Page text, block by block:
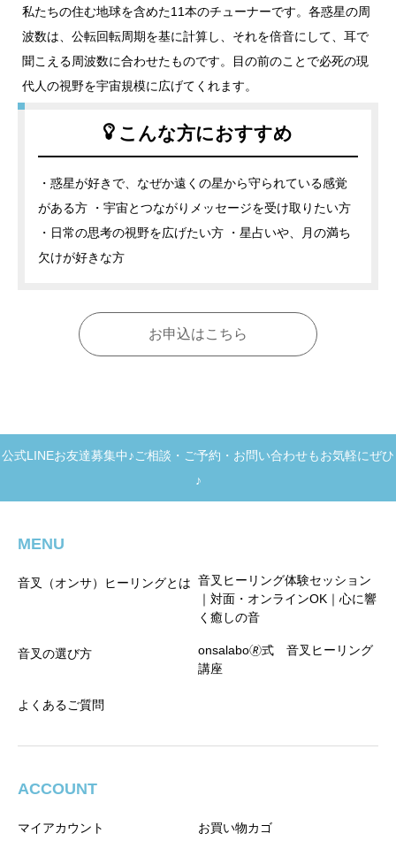
私たちの住む地球を含めた11本のチューナーです。各惑星の周
波数は、公転回転周期を基に計算し、それを倍音にして、耳で
聞こえる周波数に合わせたものです。目の前のことで必死の現
代人の視野を宇宙規模に広げてくれます。
こんな方におすすめ
・惑星が好きで、なぜか遠くの星から守られている感覚
がある方 ・宇宙とつながりメッセージを受け取りたい方
・日常の思考の視野を広げたい方 ・星占いや、月の満ち
欠けが好きな方
お申込はこちら
公式LINEお友達募集中♪ご相談・ご予約・お問い合わせもお気軽にぜひ
♪
MENU
音叉（オンサ）ヒーリングとは 音叉ヒーリング体験セッション
｜対面・オンラインOK｜心に響
く癒しの音
音叉の選び方
onsalabo🄬式 音叉ヒーリング
講座
よくあるご質問
ACCOUNT
マイアカウント お買い物カゴ